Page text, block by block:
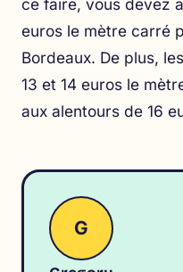
euros le mètre carré
Bordeaux. De plus,
13 et 14 euros le
aux alentours de 16
G